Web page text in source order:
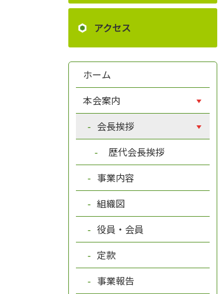
アクセス
ホーム
本会案内
会長挨拶
歴代会長挨拶
事業内容
組織図
役員・会員
定款
事業報告